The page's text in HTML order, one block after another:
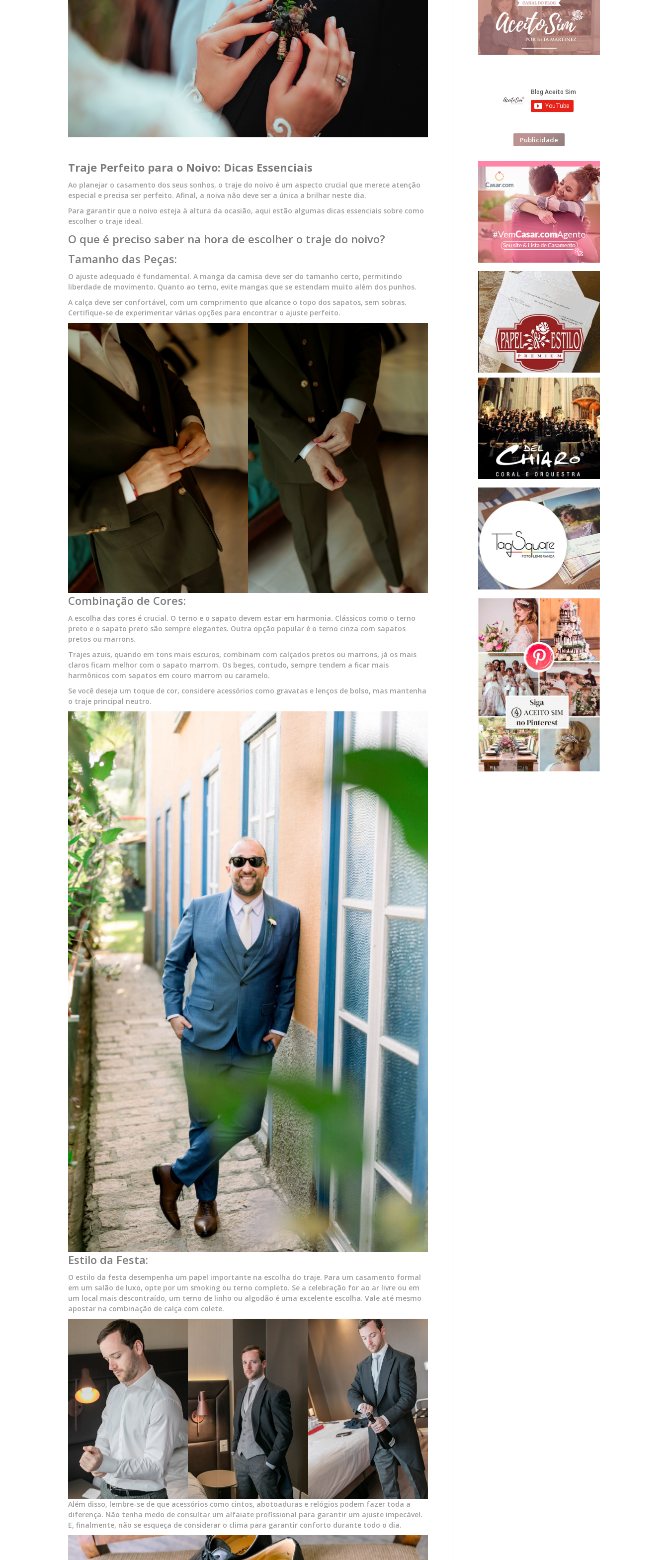
Traje Perfeito para o Noivo: Dicas Essenciais
Ao planejar o casamento dos seus sonhos, o traje do noivo é um aspecto crucial que merece atenção
especial e precisa ser perfeito. Afinal, a noiva não deve ser a única a brilhar neste dia.
Para garantir que o noivo esteja à altura da ocasião, aqui estão algumas dicas essenciais sobre como
escolher o traje ideal.
O que é preciso saber na hora de escolher o traje do noivo?
Tamanho das Peças:
O ajuste adequado é fundamental. A manga da camisa deve ser do tamanho certo, permitindo
liberdade de movimento. Quanto ao terno, evite mangas que se estendam muito além dos punhos.
A calça deve ser confortável, com um comprimento que alcance o topo dos sapatos, sem sobras.
Certifique-se de experimentar várias opções para encontrar o ajuste perfeito.
Combinação de Cores:
A escolha das cores é crucial. O terno e o sapato devem estar em harmonia. Clássicos como o terno
preto e o sapato preto são sempre elegantes. Outra opção popular é o terno cinza com sapatos
pretos ou marrons.
Trajes azuis, quando em tons mais escuros, combinam com calçados pretos ou marrons, já os mais
claros ficam melhor com o sapato marrom. Os beges, contudo, sempre tendem a ficar mais
harmônicos com sapatos em couro marrom ou caramelo.
Se você deseja um toque de cor, considere acessórios como gravatas e lenços de bolso, mas mantenha
o traje principal neutro.
Estilo da Festa:
O estilo da festa desempenha um papel importante na escolha do traje. Para um casamento formal
em um salão de luxo, opte por um smoking ou terno completo. Se a celebração for ao ar livre ou em
um local mais descontraído, um terno de linho ou algodão é uma excelente escolha. Vale até mesmo
apostar na combinação de calça com colete.
Além disso, lembre-se de que acessórios como cintos, abotoaduras e relógios podem fazer toda a
diferença. Não tenha medo de consultar um alfaiate profissional para garantir um ajuste impecável.
E, finalmente, não se esqueça de considerar o clima para garantir conforto durante todo o dia.
Publicidade